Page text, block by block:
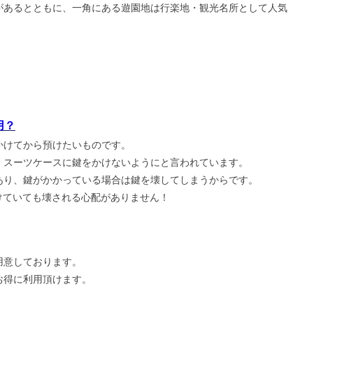
るとともに、一角にある遊園地は行楽地・観光名所として人気
？
てから預けたいものです。
ーツケースに鍵をかけないようにと言われています。
、鍵がかかっている場合は鍵を壊してしまうからです。
いても壊される心配がありません！
しております。
に利用頂けます。